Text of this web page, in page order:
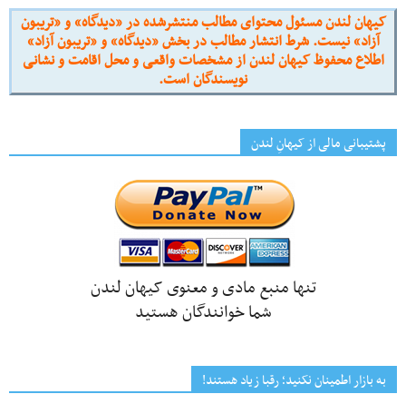
کیهان لندن مسئول محتوای مطالب منتشرشده در «دیدگاه» و «تریبون
آزاد» نیست. شرط انتشار مطالب در بخش «دیدگاه» و «تریبون آزاد»
اطلاع محفوظ کیهان لندن از مشخصات واقعی و محل اقامت و نشانی
نویسندگان است.
پشتیبانی مالی از کیهانِ لندن
تنها منبع مادی و معنوی کیهان لندن
شما خوانندگان هستید
به بازار اطمینان نکنید؛ رقبا زیاد هستند!